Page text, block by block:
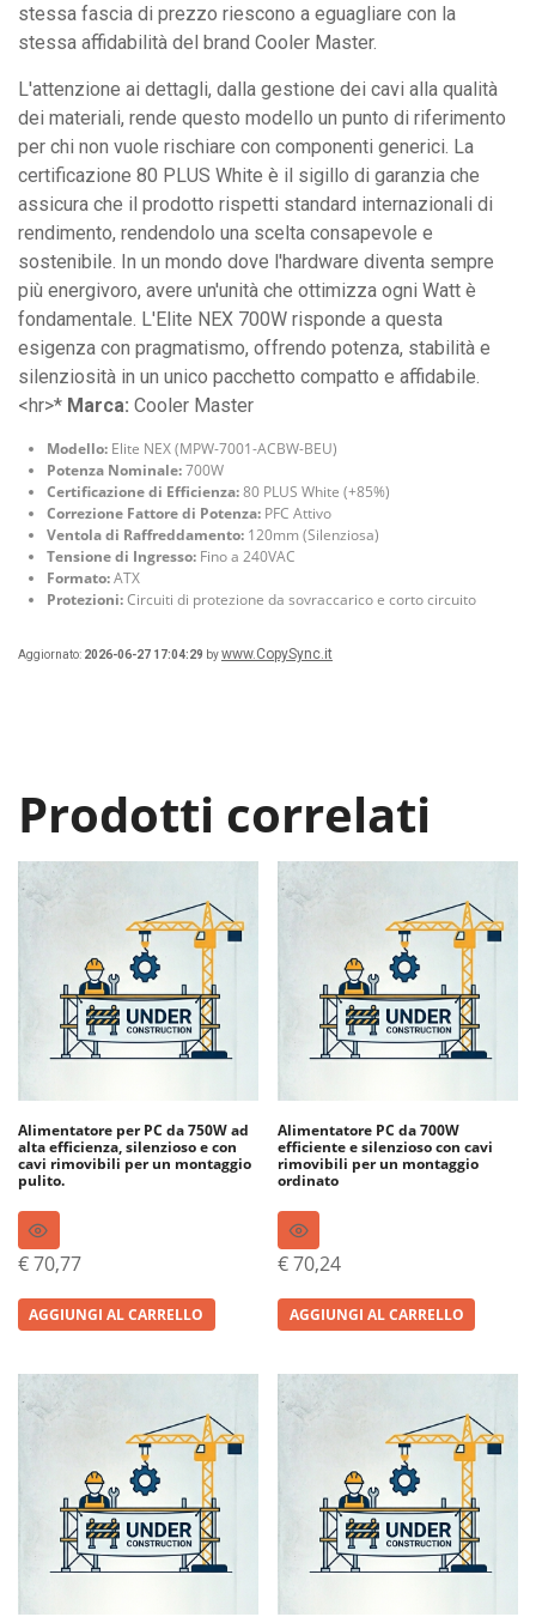
stessa fascia di prezzo riescono a eguagliare con la
stessa affidabilità del brand Cooler Master.
L'attenzione ai dettagli, dalla gestione dei cavi alla qualità
dei materiali, rende questo modello un punto di riferimento
per chi non vuole rischiare con componenti generici. La
certificazione 80 PLUS White è il sigillo di garanzia che
assicura che il prodotto rispetti standard internazionali di
rendimento, rendendolo una scelta consapevole e
sostenibile. In un mondo dove l'hardware diventa sempre
più energivoro, avere un'unità che ottimizza ogni Watt è
fondamentale. L'Elite NEX 700W risponde a questa
esigenza con pragmatismo, offrendo potenza, stabilità e
silenziosità in un unico pacchetto compatto e affidabile.
<hr>* Marca: Cooler Master
Modello: Elite NEX (MPW-7001-ACBW-BEU)
Potenza Nominale:700W
Certificazione di Efficienza:80 PLUS White (+85%)
Correzione Fattore di Potenza: PFC Attivo
Ventola di Raffreddamento: 120mm (Silenziosa)
Tensione di Ingresso: Fino a 240VAC
Formato:ATX
Protezioni:Circuiti di protezione da sovraccarico e corto circuito
Aggiornato: 2026-06-27 17:04:29 bywww.CopySync.it
Prodotti correlati
Alimentatore per PC da 750W ad
alta efficienza, silenzioso e con
cavi rimovibili per un montaggio
pulito.
€70,77
AGGIUNGI AL CARRELLO
Alimentatore PC da 700W
efficiente e silenzioso con cavi
rimovibili per un montaggio
ordinato
€70,24
AGGIUNGI AL CARRELLO